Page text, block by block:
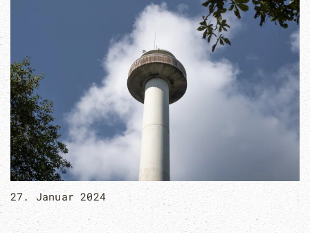
27. Januar 2024